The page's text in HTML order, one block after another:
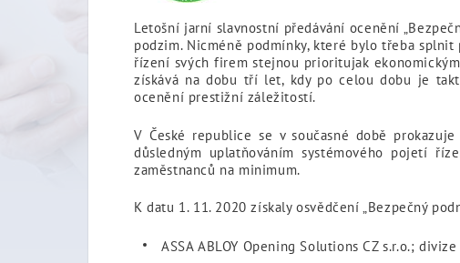
Letošní jarní slavnostní předávání ocenění
podzim. Nicméně podmínky, které bylo třeba
řízení svých firem stejnou prioritujak ekonomickým
získává na dobu tří let, kdy po celou dobu je
ocenění prestižní záležitostí.
V České republice se v současné době
důsledným uplatňováním systémového pojetí
zaměstnanců na minimum.
K datu 1. 11. 2020 získaly osvědčení „Bezpečný
ASSA ABLOY Opening Solutions CZ s.r.o.;